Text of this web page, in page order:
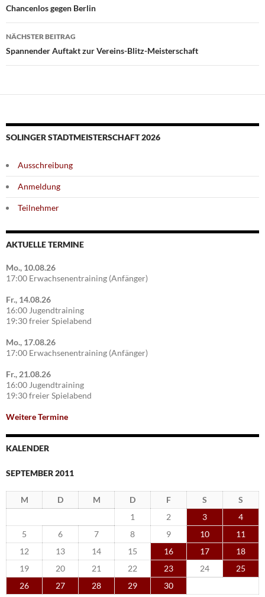
Chancenlos gegen Berlin
NÄCHSTER BEITRAG
Spannender Auftakt zur Vereins-Blitz-Meisterschaft
SOLINGER STADTMEISTERSCHAFT 2026
Ausschreibung
Anmeldung
Teilnehmer
AKTUELLE TERMINE
Mo., 10.08.26
17:00 Erwachsenentraining (Anfänger)
Fr., 14.08.26
16:00 Jugendtraining
19:30 freier Spielabend
Mo., 17.08.26
17:00 Erwachsenentraining (Anfänger)
Fr., 21.08.26
16:00 Jugendtraining
19:30 freier Spielabend
Weitere Termine
KALENDER
SEPTEMBER 2011
M D M D F S
S
1
2 3
4
5
6 7 8 9 10
11
12
13 14 15 16 17
18
19
20 21 22 23 24
25
26
27 28 29
30